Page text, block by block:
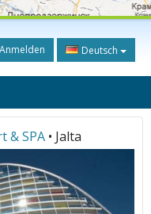
Anmelden Deutsch
& SPA • Jalta